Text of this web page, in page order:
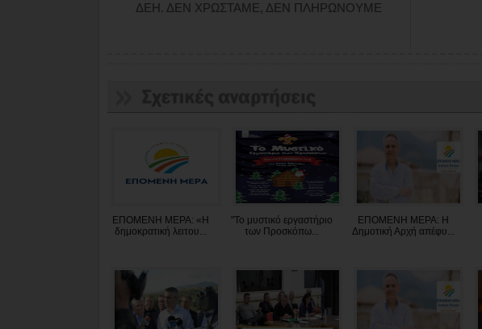
ΔΕΗ. ΔΕΝ ΧΡΩΣΤΑΜΕ, ΔΕN ΠΛΗΡΩΝΟΥΜΕ
ΕΠΟΜΕΝΗ ΜΕΡΑ: «Η
δημοκρατική λειτου...
"Το μυστικό εργαστήριο
των Προσκόπω...
ΕΠΟΜΕΝΗ ΜΕΡΑ: Η
Δημοτική Αρχή απέφυ...